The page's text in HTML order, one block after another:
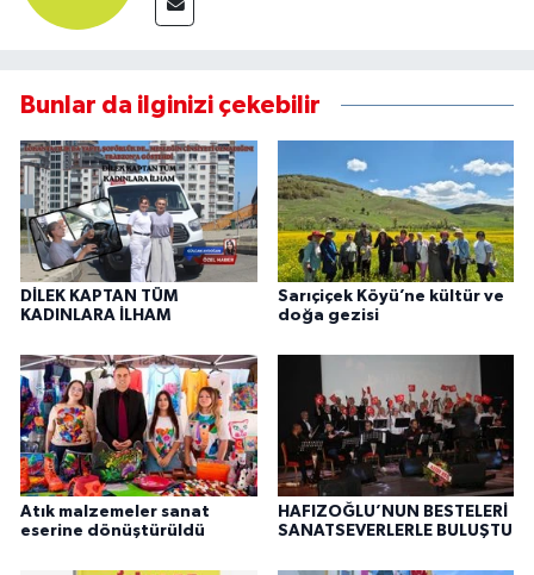
Bunlar da ilginizi çekebilir
DİLEK KAPTAN TÜM
KADINLARA İLHAM
Sarıçiçek Köyü’ne kültür ve
doğa gezisi
Atık malzemeler sanat
eserine dönüştürüldü
HAFIZOĞLU’NUN BESTELERİ
SANATSEVERLERLE BULUŞTU